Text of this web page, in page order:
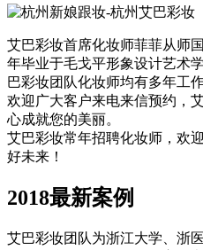
艾巴彩妆首席化妆师菲菲从师
年毕业于毛戈平形象设计艺术
巴彩妆团队化妆师均有多年工
欢迎广大客户来电来信预约，
心成就您的美丽。
艾巴彩妆常年招聘化妆师，欢
好未来！
2018最新案例
艾巴彩妆团队为浙江大学、浙